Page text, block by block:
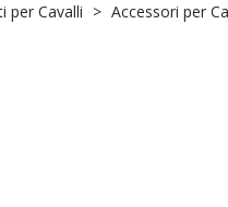
per Cavalli > Accessori per